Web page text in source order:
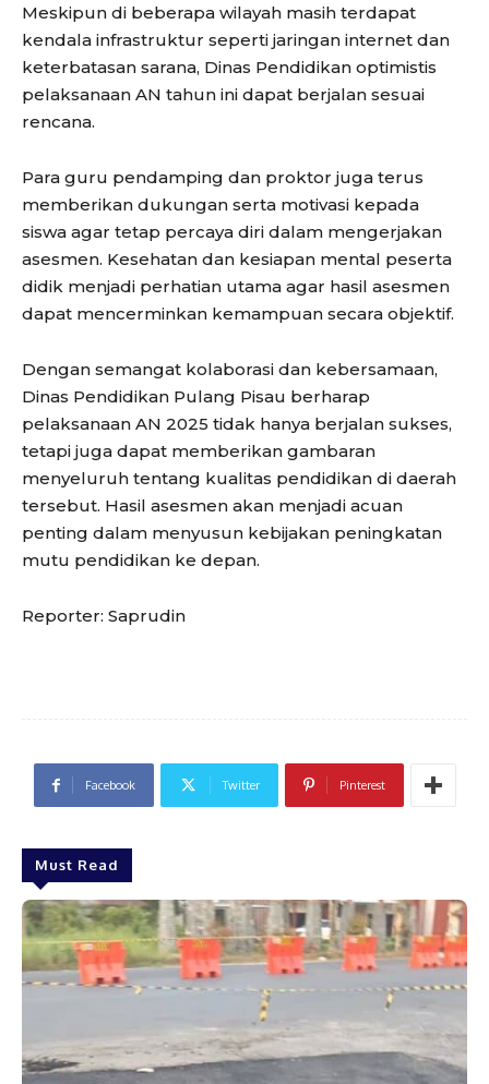
Meskipun di beberapa wilayah masih terdapat
kendala infrastruktur seperti jaringan internet dan
keterbatasan sarana, Dinas Pendidikan optimistis
pelaksanaan AN tahun ini dapat berjalan sesuai
rencana.
Para guru pendamping dan proktor juga terus
memberikan dukungan serta motivasi kepada
siswa agar tetap percaya diri dalam mengerjakan
asesmen. Kesehatan dan kesiapan mental peserta
didik menjadi perhatian utama agar hasil asesmen
dapat mencerminkan kemampuan secara objektif.
Dengan semangat kolaborasi dan kebersamaan,
Dinas Pendidikan Pulang Pisau berharap
pelaksanaan AN 2025 tidak hanya berjalan sukses,
tetapi juga dapat memberikan gambaran
menyeluruh tentang kualitas pendidikan di daerah
tersebut. Hasil asesmen akan menjadi acuan
penting dalam menyusun kebijakan peningkatan
mutu pendidikan ke depan.
Reporter: Saprudin
Facebook Twitter Pinterest
Must Read